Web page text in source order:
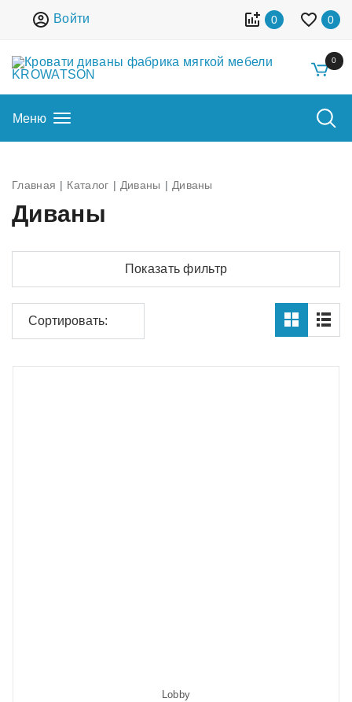
Войти 0 0
0
Меню
Главная Каталог Диваны Диваны
Диваны
Показать фильтр
Сортировать:
Lobby